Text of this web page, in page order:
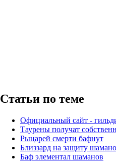
Статьи по теме
Официальный сайт -
Таурены получат
Рыцарей смерти бафнут
Близзард на защиту
Баф элементал шаманов